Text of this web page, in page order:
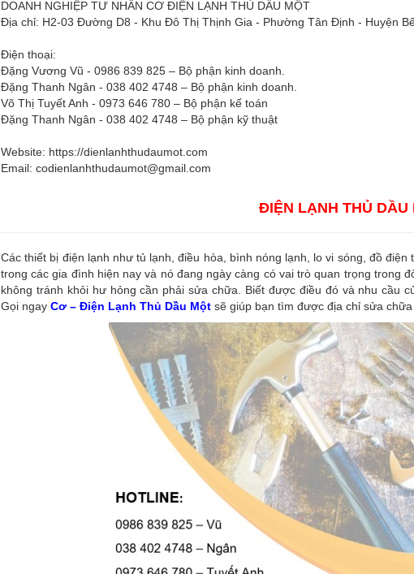
DOANH NGHIỆP TƯ NHÂN CƠ ĐIỆN LẠNH THỦ DẦU MỘT
Địa chỉ: H2-03 Đường D8 - Khu Đô Thị Thịnh Gia - Phường Tân Định - Huyện
Điện thoại:
Đặng Vương Vũ - 0986 839 825 – Bộ phận kinh doanh.
Đặng Thanh Ngân - 038 402 4748 – Bộ phận kinh doanh.
Võ Thị Tuyết Anh - 0973 646 780 – Bộ phận kế toán
Đặng Thanh Ngân - 038 402 4748 – Bộ phận kỹ thuật
Website: https://dienlanhthudaumot.com
Email: codienlanhthudaumot@gmail.com
ĐIỆN LẠNH THỦ DẦU
Các thiết bị điện lạnh như tủ lạnh, điều hòa, bình nóng lạnh, lo vi sóng, đồ
trong các gia đình hiện nay và nó đang ngày càng có vai trò quan trọng trong
không tránh khỏi hư hỏng cần phải sửa chữa. Biết được điều đó và nhu cầu
Gọi ngay Cơ – Điện Lạnh Thủ Dầu Một sẽ giúp bạn tìm được địa chỉ sửa